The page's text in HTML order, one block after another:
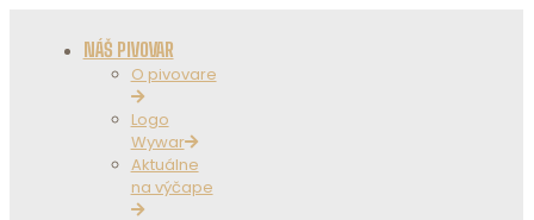
NÁŠ PIVOVAR
O pivovare
Logo
Wywar
Aktuálne
na výčape